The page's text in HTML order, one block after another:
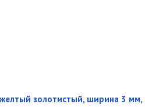
желтый золотистый, ширина 3 мм,